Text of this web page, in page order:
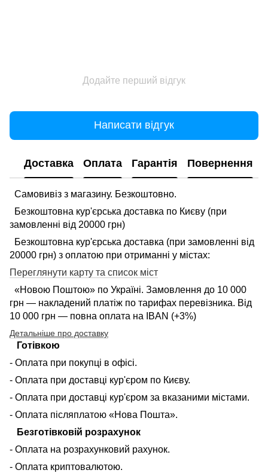
Додайте перший відгук
Написати відгук
Доставка Оплата Гарантія Повернення
Самовивіз з магазину. Безкоштовно.
Безкоштовна кур'єрська доставка по Києву (при
замовленні від 20000 грн)
Безкоштовна кур'єрська доставка (при замовленні від
20000 грн) з оплатою при отриманні у містах:
Переглянути карту та список міст
«Новою Поштою» по Україні. Замовлення до 10 000
грн — накладений платіж по тарифах перевізника. Від
10 000 грн — повна оплата на IBAN (+3%)
Детальніше про доставку
Готівкою
- Оплата при покупці в офісі.
- Оплата при доставці кур'єром по Києву.
- Оплата при доставці кур'єром за вказаними містами.
- Оплата післяплатою «Нова Пошта».
Безготівковій розрахунок
- Оплата на розрахунковий рахунок.
- Оплата криптовалютою.